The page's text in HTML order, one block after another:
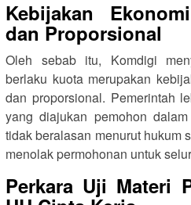
Kebijakan
dan Proporsional
Oleh sebab itu, Komdigi
berlaku kuota merupakan
dan proporsional. Pemerintah
yang diajukan pemohon
tidak beralasan menurut hukum
menolak permohonan untuk
Perkara Uji Materi